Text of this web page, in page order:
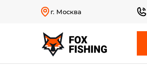
г. Москва